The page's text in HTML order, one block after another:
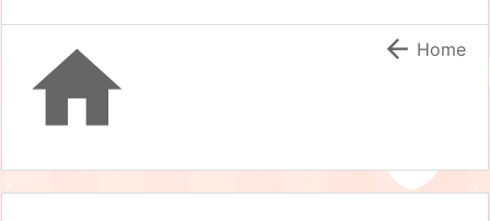
  Home